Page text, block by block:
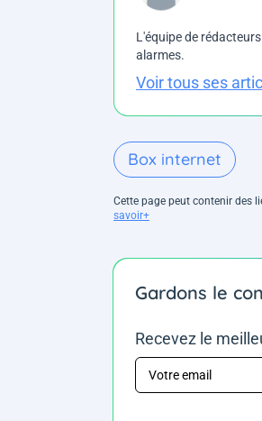
L'équipe de
alarmes.
Voir tous ses
Box internet
Cette page peut contenir des
savoir+
Gardons le
Recevez le